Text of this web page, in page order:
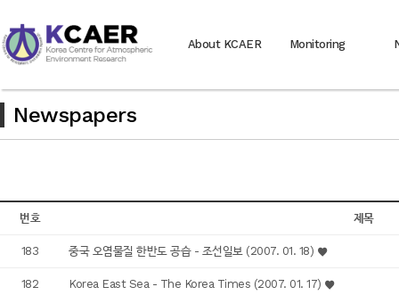
About KCAER Monitoring
Newspapers
번호 제목
183 중국 오염물질 한반도 공습 - 조선일보 (2007. 01. 18)
182 Korea East Sea - The Korea Times (2007. 01. 17)